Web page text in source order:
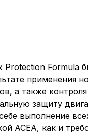
Formula
применения
а также
защиту
выполнение
ACEA, как и